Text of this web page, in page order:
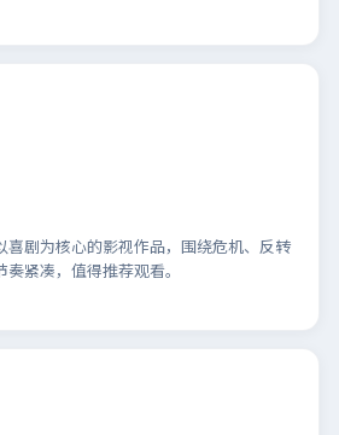
剧为核心的影视作品，围绕危机、反转
紧凑，值得推荐观看。